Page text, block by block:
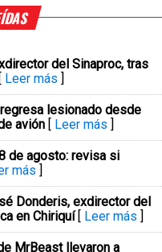
del Sinaproc, tras
[ Leer más ]
lesionado desde
avión [ Leer más ]
de agosto: revisa si
más ]
Donderis, exdirector del
en Chiriquí [ Leer más ]
MrBeast llevaron a